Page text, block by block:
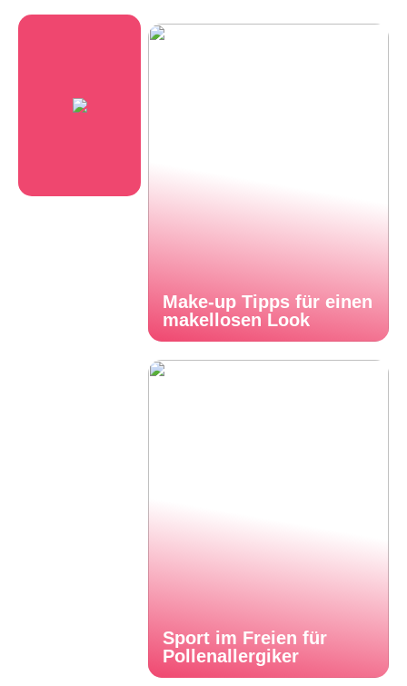
Make-up Tipps für einen
makellosen Look
Sport im Freien für
Pollenallergiker